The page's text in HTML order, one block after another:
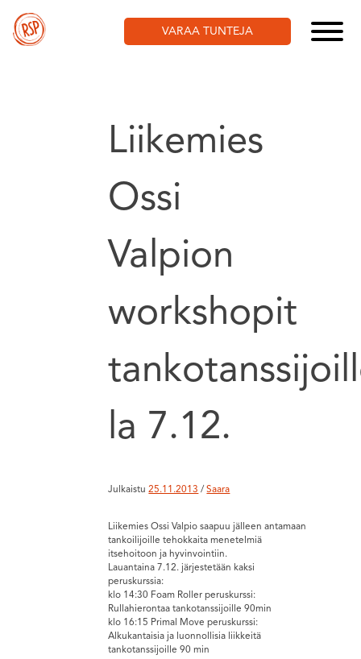
content
VARAA TUNTEJA
Liikemies
Ossi
Valpion
workshopit
la 7.12.
Julkaistu25.11.2013 /Saara
Liikemies Ossi Valpio saapuu jälleen antamaan
tankoilijoille tehokkaita menetelmiä
itsehoitoon ja hyvinvointiin.
Lauantaina 7.12. järjestetään kaksi
peruskurssia:
klo 14:30 Foam Roller peruskurssi:
Rullahierontaa tankotanssijoille 90min
klo 16:15 Primal Move peruskurssi:
Alkukantaisia ja luonnollisia liikkeitä
tankotanssijoille 90 min